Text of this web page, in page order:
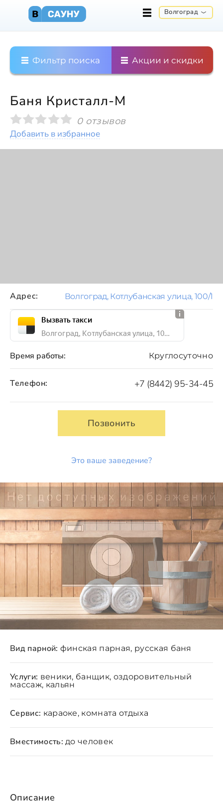
Волгоград
Фильтр поиска Акции и скидки
Баня Кристалл-М
0 отзывов
Добавить в избранное
Время работы: Круглосуточно
Телефон: +7 (8442) 95-34-45
Позвонить
Это ваше заведение?
Адрес: Волгоград, Котлубанская улица, 100/1
Вызвать такси
Волгоград, Котлубанская улица, 100/1
Описание
Вид парной: финская парная, русская баня
Услуги: веники, банщик, оздоровительный
массаж, кальян
Сервис: караоке, комната отдыха
Вместимость: до человек